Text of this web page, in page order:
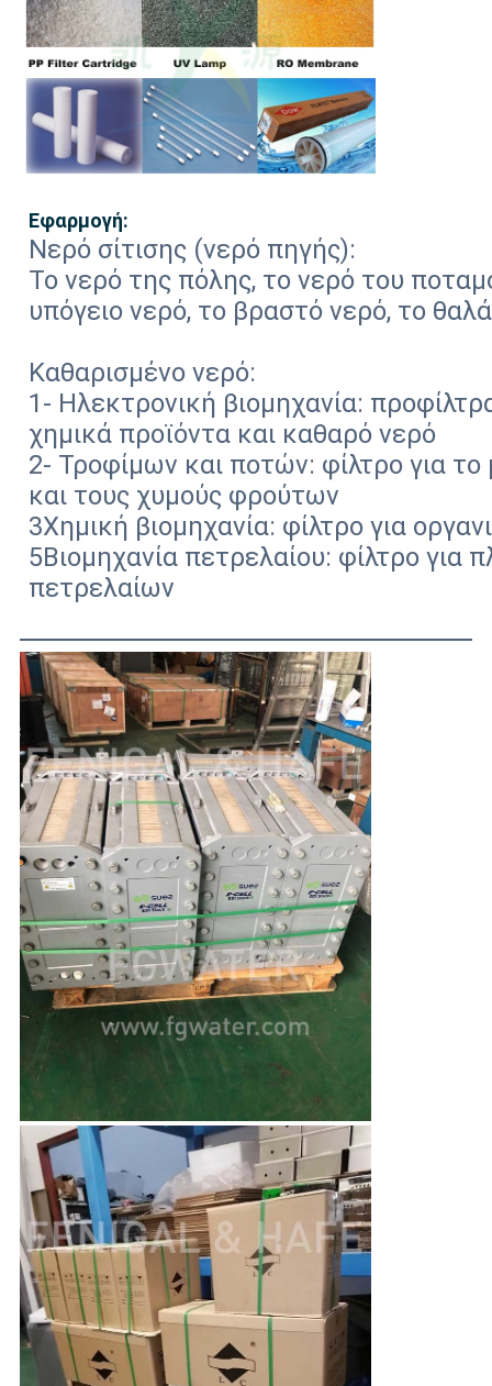
Εφαρμογή:
Νερό σίτισης (νερό πηγής):
Το νερό της πόλης, το νερό του
υπόγειο νερό, το βραστό νερό, το
Καθαρισμένο νερό:
1- Ηλεκτρονική βιομηχανία:
χημικά προϊόντα και καθαρό νερό
2- Τροφίμων και ποτών: φίλτρο για
και τους χυμούς φρούτων
3Χημική βιομηχανία: φίλτρο για
5Βιομηχανία πετρελαίου: φίλτρο για
πετρελαίων